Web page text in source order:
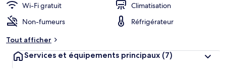
n
Wi-Fi gratuit
Climatisation
Non-fumeurs
Réfrigérateur
Tout afficher
Services et équipements principaux (7)